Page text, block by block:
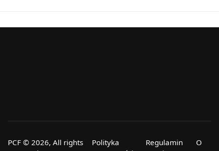
PCF © 2026, All rights
Polityka
Regulamin
O